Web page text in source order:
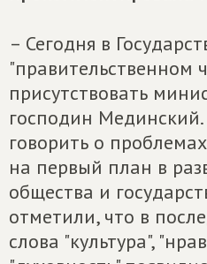
– Сегодня в
"правительственном
присутствовать
господин
говорить о
на первый план в
общества и
отметили, что в
слова "культура",